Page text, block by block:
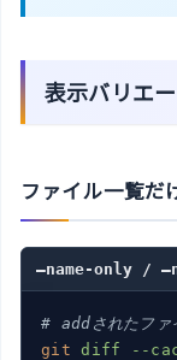
表示バリエ
ファイル一覧だ
–name-only /
# addされたファ
git
diff --